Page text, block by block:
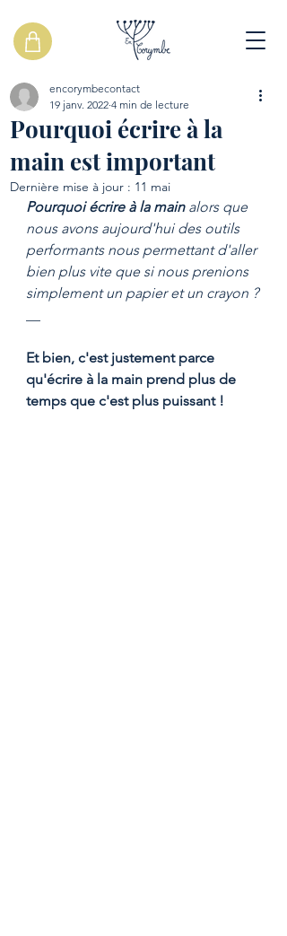
Pourquoi écrire à la
main est important
encorymbecontact
19 janv. 2022 4 min de lecture
Dernière mise à jour : 11 mai
Pourquoi écrire à la main alors que
nous avons aujourd'hui des outils
performants nous permettant d'aller
bien plus vite que si nous prenions
simplement un papier et un crayon ?
Et bien, c'est justement parce
qu'écrire à la main prend plus de
temps que c'est plus puissant !